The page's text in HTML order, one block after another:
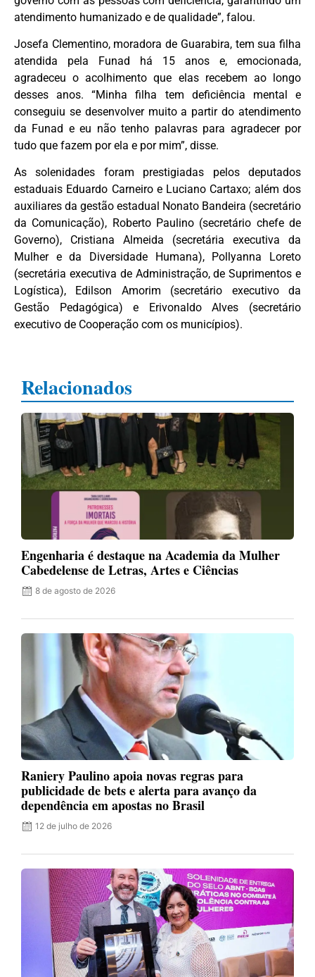
atendimento humanizado e de qualidade”, falou.
Josefa Clementino, moradora de Guarabira, tem sua filha
atendida pela Funad há 15 anos e, emocionada,
agradeceu o acolhimento que elas recebem ao longo
desses anos. “Minha filha tem deficiência mental e
conseguiu se desenvolver muito a partir do atendimento
da Funad e eu não tenho palavras para agradecer por
tudo que fazem por ela e por mim”, disse.
As solenidades foram prestigiadas pelos deputados
estaduais Eduardo Carneiro e Luciano Cartaxo; além dos
auxiliares da gestão estadual Nonato Bandeira (secretário
da Comunicação), Roberto Paulino (secretário chefe de
Governo), Cristiana Almeida (secretária executiva da
Mulher e da Diversidade Humana), Pollyanna Loreto
(secretária executiva de Administração, de Suprimentos e
Logística), Edilson Amorim (secretário executivo da
Gestão Pedagógica) e Erivonaldo Alves (secretário
executivo de Cooperação com os municípios).
Relacionados
Engenharia é destaque na Academia da Mulher
Cabedelense de Letras, Artes e Ciências
8 de agosto de 2026
Raniery Paulino apoia novas regras para
publicidade de bets e alerta para avanço da
dependência em apostas no Brasil
12 de julho de 2026